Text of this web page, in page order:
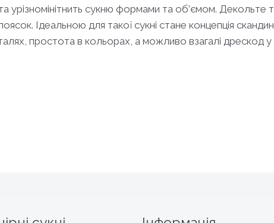
урізномінітнить сукню формами та об’ємом. Декольте
Ідеальною для такої сукні стане концепція
простота в кольорах, а можливо взагалі дрескод